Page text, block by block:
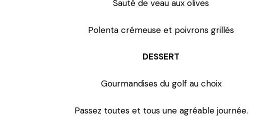
Sauté de veau aux olives
Polenta crémeuse et poivrons grillés
DESSERT
Gourmandises du golf au choix
Passez toutes et tous une agréable journée.